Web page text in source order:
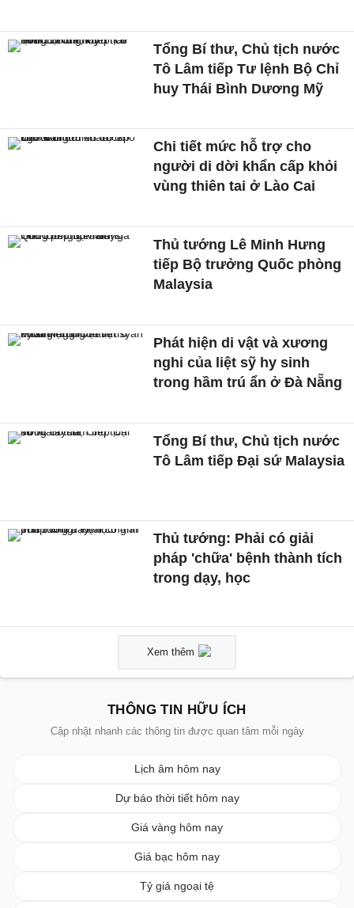
Tổng Bí thư, Chủ tịch nước
Tô Lâm tiếp Tư lệnh Bộ Chỉ
huy Thái Bình Dương Mỹ
Chi tiết mức hỗ trợ cho
người di dời khẩn cấp khỏi
vùng thiên tai ở Lào Cai
Thủ tướng Lê Minh Hưng
tiếp Bộ trưởng Quốc phòng
Malaysia
Phát hiện di vật và xương
nghi của liệt sỹ hy sinh
trong hầm trú ẩn ở Đà Nẵng
Tổng Bí thư, Chủ tịch nước
Tô Lâm tiếp Đại sứ Malaysia
Thủ tướng: Phải có giải
pháp 'chữa' bệnh thành tích
trong dạy, học
Xem thêm
THÔNG TIN HỮU ÍCH
Cập nhật nhanh các thông tin được quan tâm mỗi ngày
Lịch âm hôm nay
Dự báo thời tiết hôm nay
Giá vàng hôm nay
Giá bạc hôm nay
Tỷ giá ngoại tệ